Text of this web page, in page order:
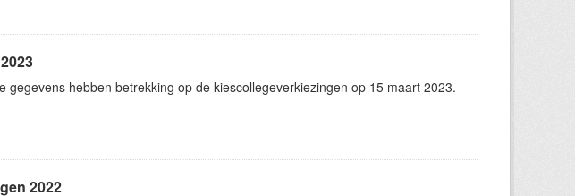
gegevens hebben betrekking op de kiescollegeverkiezingen op 15 maart 2023.
2022